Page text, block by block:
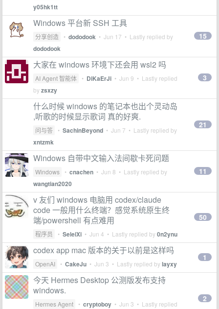
y05hk1tt
Windows 平台新 SSH 工具
分享创造 • dododook • Jun 17 • Lastly replied by
dododook
15
大家在 windows 环境下还会用 wsl2 吗
AI Agent 智能体 • DiKaErJi • Jun 9 • Lastly replied
byzsxzy
3
什么时候 windows 的笔记本也出个灵动岛
,听歌的时候显示歌词 真的好爽.
问与答 • SachinBeyond • Jun 7 • Lastly replied by
xntzmk
21
Windows 自带中文输入法间歇卡死问题
Windows • cnachen • Jun 8 • Lastly replied by
wangtian2020
11
v 友们 windows 电脑用 codex/claude
code 一般用什么终端？感觉系统原生终
端/powershell 有点难用
程序员 • SeleiXi • Jun 4 • Lastly replied by0n2ynu
50
codex app mac 版本的关于以前是这样吗
OpenAI • CakeJu • Jun 3 • Lastly replied bylayxy
1
今天 Hermes Desktop 公测版发布支持
windows.
Hermes Agent • cryptoboy • Jun 3 • Lastly replied
2